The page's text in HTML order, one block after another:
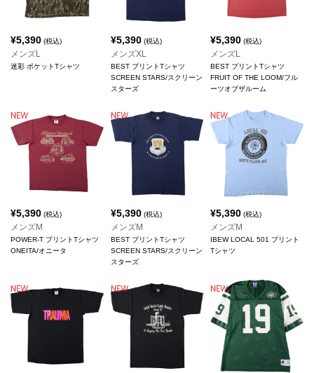
¥5,390 (税込)
メンズL
迷彩 ポケットTシャツ
¥5,390(税込)
メンズXL
BEST プリントTシャツ
SCREEN STARS/スクリーン
スターズ
¥5,390 (税込)
メンズL
BEST プリントTシャツ
FRUIT OF THE LOOM/フル
ーツオブザルーム
¥5,390 (税込)
メンズM
POWER-T プリントTシャツ
ONEITA/オニータ
¥5,390(税込)
メンズM
BEST プリントTシャツ
SCREEN STARS/スクリーン
スターズ
¥5,390 (税込)
メンズM
IBEW LOCAL 501 プリント
Tシャツ